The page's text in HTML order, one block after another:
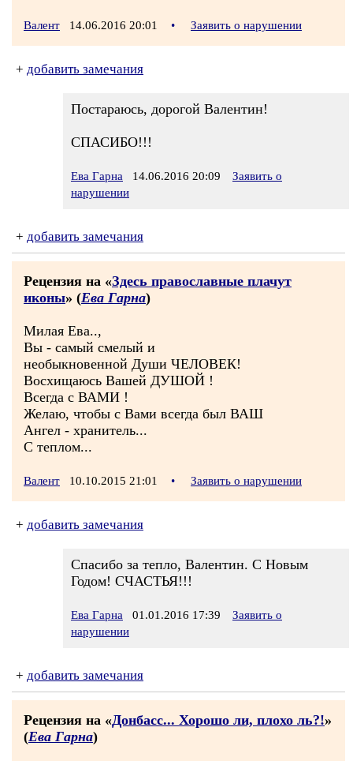
Валент 14.06.2016 20:01 • Заявить о нарушении
+ добавить замечания
Постараюсь, дорогой Валентин!
СПАСИБО!!!
Ева Гарна 14.06.2016 20:09
Заявить о
нарушении
+ добавить замечания
Рецензия на «Здесь православные плачут
иконы» (Ева Гарна)
Милая Ева..,
Вы - самый смелый и
необыкновенной Души ЧЕЛОВЕК!
Восхищаюсь Вашей ДУШОЙ !
Всегда с ВАМИ !
Желаю, чтобы с Вами всегда был ВАШ
Ангел - хранитель...
С теплом...
Валент 10.10.2015 21:01 • Заявить о нарушении
+ добавить замечания
Спасибо за тепло, Валентин. С Новым
Годом! СЧАСТЬЯ!!!
Ева Гарна 01.01.2016 17:39
Заявить о
нарушении
+ добавить замечания
Рецензия на «Донбасс... Хорошо ли, плохо ль?!»
(Ева Гарна)